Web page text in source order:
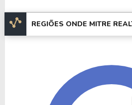
de 2024.
Informações
A empresa Mitre Realty, está
valor de mercado de R$
patrimônio de R$ 1,03 Bilhão.
REGIÕES ONDE MITRE